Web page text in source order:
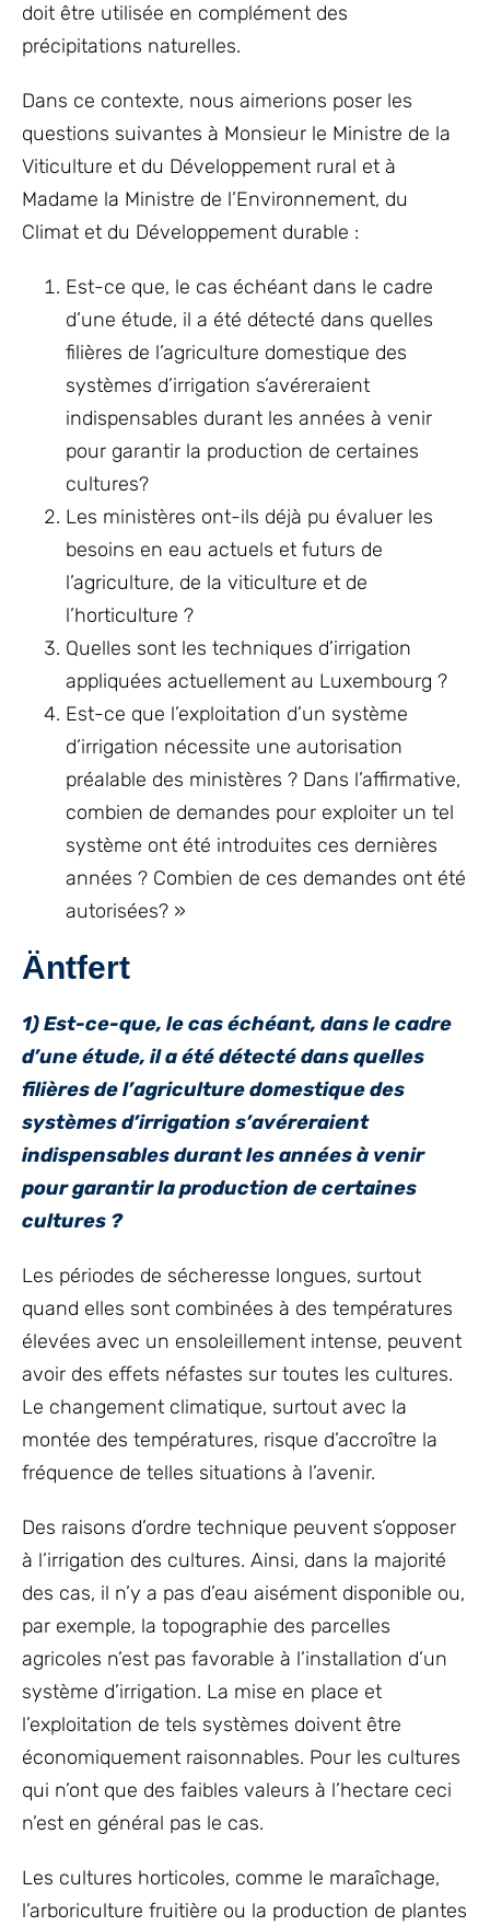
doit être utilisée en complément des
précipitations naturelles.
Dans ce contexte, nous aimerions poser les
questions suivantes à Monsieur le Ministre de la
Viticulture et du Développement rural et à
Madame la Ministre de l’Environnement, du
Climat et du Développement durable :
Est-ce que, le cas échéant dans le cadre
d’une étude, il a été détecté dans quelles
filières de l’agriculture domestique des
systèmes d’irrigation s’avéreraient
indispensables durant les années à venir
pour garantir la production de certaines
cultures?
Les ministères ont-ils déjà pu évaluer les
besoins en eau actuels et futurs de
l’agriculture, de la viticulture et de
l’horticulture ?
Quelles sont les techniques d’irrigation
appliquées actuellement au Luxembourg ?
Est-ce que l’exploitation d’un système
d’irrigation nécessite une autorisation
préalable des ministères ? Dans l’affirmative,
combien de demandes pour exploiter un tel
système ont été introduites ces dernières
années ? Combien de ces demandes ont été
autorisées? »
Äntfert
1) Est-ce-que, le cas échéant, dans le cadre
d’une étude, il a été détecté dans quelles
filières de l’agriculture domestique des
systèmes d’irrigation s’avéreraient
indispensables durant les années à venir
pour garantir la production de certaines
cultures ?
Les périodes de sécheresse longues, surtout
quand elles sont combinées à des températures
élevées avec un ensoleillement intense, peuvent
avoir des effets néfastes sur toutes les cultures.
Le changement climatique, surtout avec la
montée des températures, risque d’accroître la
fréquence de telles situations à l’avenir.
Des raisons d’ordre technique peuvent s’opposer
à l’irrigation des cultures. Ainsi, dans la majorité
des cas, il n’y a pas d’eau aisément disponible ou,
par exemple, la topographie des parcelles
agricoles n’est pas favorable à l’installation d’un
système d’irrigation. La mise en place et
l’exploitation de tels systèmes doivent être
économiquement raisonnables. Pour les cultures
qui n’ont que des faibles valeurs à l’hectare ceci
n’est en général pas le cas.
Les cultures horticoles, comme le maraîchage,
l’arboriculture fruitière ou la production de plantes